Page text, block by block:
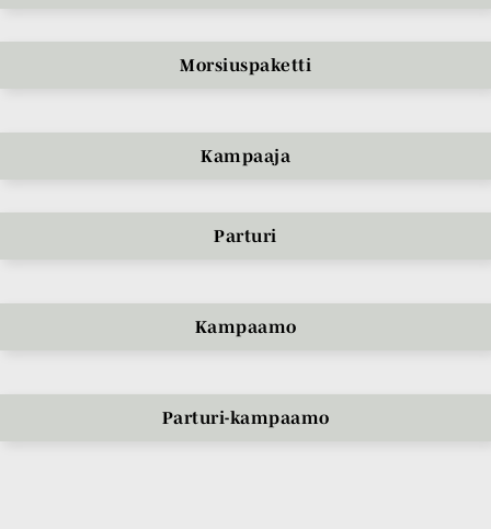
Morsiuspaketti
Kampaaja
Parturi
Kampaamo
Parturi-kampaamo